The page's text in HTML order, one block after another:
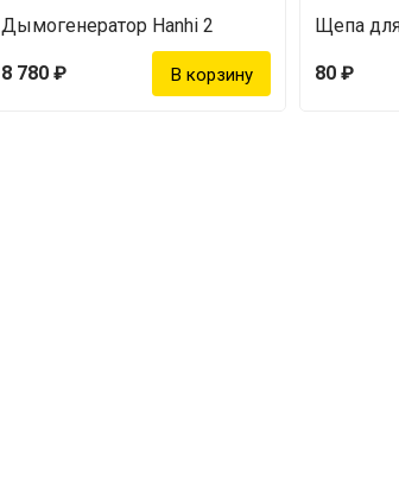
Дымогенератор Hanhi 2
8 780 ₽ 80 ₽